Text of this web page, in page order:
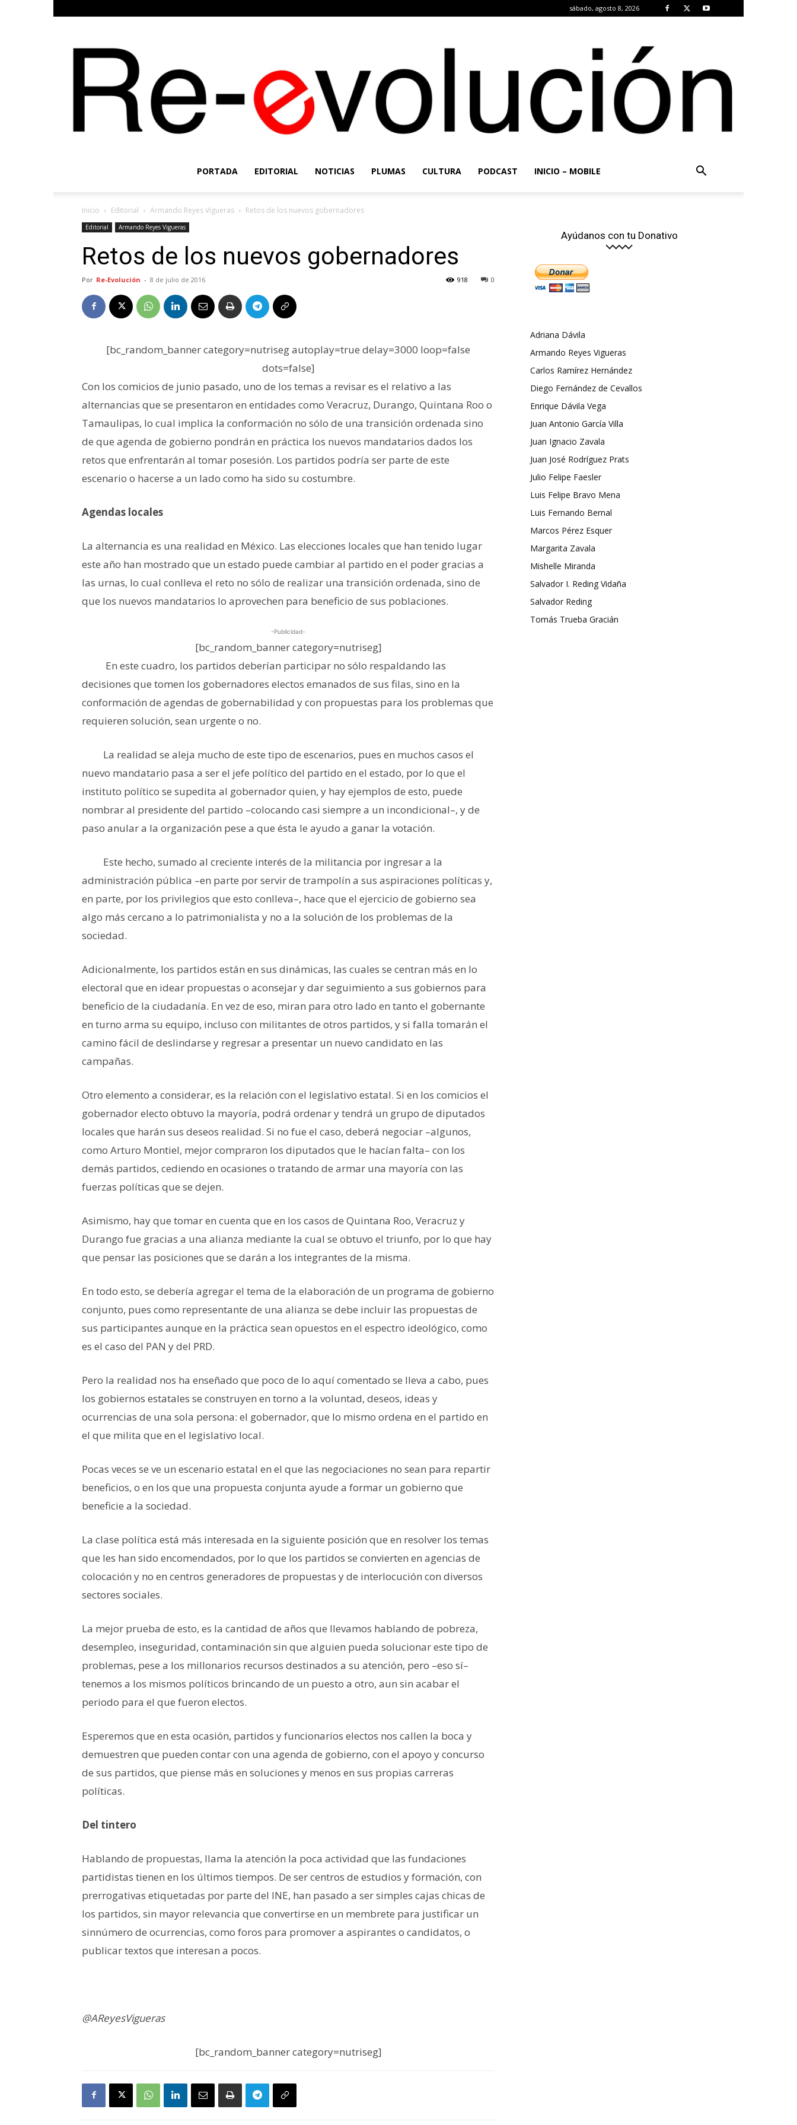
sábado, agosto 8, 2026
Evolución
PORTADA EDITORIAL NOTICIAS PLUMAS CULTURA PODCAST INICIO – MOBILE
Inicio Editorial Armando Reyes Vigueras Retos de los nuevos gobernadores
Editorial Armando Reyes Vigueras
Retos de los nuevos gobernadores
Por Re-Evolución - 8 de julio de 2016 0
918
[bc_random_banner category=nutriseg autoplay=true delay=3000 loop=false
dots=false]
Con los comicios de junio pasado, uno de los temas a revisar es el relativo a las
alternancias que se presentaron en entidades como Veracruz, Durango, Quintana Roo o
Tamaulipas, lo cual implica la conformación no sólo de una transición ordenada sino
de que agenda de gobierno pondrán en práctica los nuevos mandatarios dados los
retos que enfrentarán al tomar posesión. Los partidos podría ser parte de este
escenario o hacerse a un lado como ha sido su costumbre.
Agendas locales
La alternancia es una realidad en México. Las elecciones locales que han tenido lugar
este año han mostrado que un estado puede cambiar al partido en el poder gracias a
las urnas, lo cual conlleva el reto no sólo de realizar una transición ordenada, sino de
que los nuevos mandatarios lo aprovechen para beneficio de sus poblaciones.
-Publicidad-
[bc_random_banner category=nutriseg]
En este cuadro, los partidos deberían participar no sólo respaldando las
decisiones que tomen los gobernadores electos emanados de sus filas, sino en la
conformación de agendas de gobernabilidad y con propuestas para los problemas que
requieren solución, sean urgente o no.
La realidad se aleja mucho de este tipo de escenarios, pues en muchos casos el
nuevo mandatario pasa a ser el jefe político del partido en el estado, por lo que el
instituto político se supedita al gobernador quien, y hay ejemplos de esto, puede
nombrar al presidente del partido –colocando casi siempre a un incondicional–, y de
paso anular a la organización pese a que ésta le ayudo a ganar la votación.
Este hecho, sumado al creciente interés de la militancia por ingresar a la
administración pública –en parte por servir de trampolín a sus aspiraciones políticas y,
en parte, por los privilegios que esto conlleva–, hace que el ejercicio de gobierno sea
algo más cercano a lo patrimonialista y no a la solución de los problemas de la
sociedad.
Adicionalmente, los partidos están en sus dinámicas, las cuales se centran más en lo
electoral que en idear propuestas o aconsejar y dar seguimiento a sus gobiernos para
beneficio de la ciudadanía. En vez de eso, miran para otro lado en tanto el gobernante
en turno arma su equipo, incluso con militantes de otros partidos, y si falla tomarán el
camino fácil de deslindarse y regresar a presentar un nuevo candidato en las
campañas.
Otro elemento a considerar, es la relación con el legislativo estatal. Si en los comicios el
gobernador electo obtuvo la mayoría, podrá ordenar y tendrá un grupo de diputados
locales que harán sus deseos realidad. Si no fue el caso, deberá negociar –algunos,
como Arturo Montiel, mejor compraron los diputados que le hacían falta– con los
demás partidos, cediendo en ocasiones o tratando de armar una mayoría con las
fuerzas políticas que se dejen.
Asimismo, hay que tomar en cuenta que en los casos de Quintana Roo, Veracruz y
Durango fue gracias a una alianza mediante la cual se obtuvo el triunfo, por lo que hay
que pensar las posiciones que se darán a los integrantes de la misma.
En todo esto, se debería agregar el tema de la elaboración de un programa de gobierno
conjunto, pues como representante de una alianza se debe incluir las propuestas de
sus participantes aunque en la práctica sean opuestos en el espectro ideológico, como
es el caso del PAN y del PRD.
Pero la realidad nos ha enseñado que poco de lo aquí comentado se lleva a cabo, pues
los gobiernos estatales se construyen en torno a la voluntad, deseos, ideas y
ocurrencias de una sola persona: el gobernador, que lo mismo ordena en el partido en
el que milita que en el legislativo local.
Pocas veces se ve un escenario estatal en el que las negociaciones no sean para repartir
beneficios, o en los que una propuesta conjunta ayude a formar un gobierno que
beneficie a la sociedad.
La clase política está más interesada en la siguiente posición que en resolver los temas
que les han sido encomendados, por lo que los partidos se convierten en agencias de
colocación y no en centros generadores de propuestas y de interlocución con diversos
sectores sociales.
La mejor prueba de esto, es la cantidad de años que llevamos hablando de pobreza,
desempleo, inseguridad, contaminación sin que alguien pueda solucionar este tipo de
problemas, pese a los millonarios recursos destinados a su atención, pero –eso sí–
tenemos a los mismos políticos brincando de un puesto a otro, aun sin acabar el
periodo para el que fueron electos.
Esperemos que en esta ocasión, partidos y funcionarios electos nos callen la boca y
demuestren que pueden contar con una agenda de gobierno, con el apoyo y concurso
de sus partidos, que piense más en soluciones y menos en sus propias carreras
políticas.
Del tintero
Hablando de propuestas, llama la atención la poca actividad que las fundaciones
partidistas tienen en los últimos tiempos. De ser centros de estudios y formación, con
prerrogativas etiquetadas por parte del INE, han pasado a ser simples cajas chicas de
los partidos, sin mayor relevancia que convertirse en un membrete para justificar un
sinnúmero de ocurrencias, como foros para promover a aspirantes o candidatos, o
publicar textos que interesan a pocos.
@AReyesVigueras
[bc_random_banner category=nutriseg]
Ayúdanos con tu Donativo
Adriana Dávila
Armando Reyes Vigueras
Carlos Ramírez Hernández
Diego Fernández de Cevallos
Enrique Dávila Vega
Juan Antonio García Villa
Juan Ignacio Zavala
Juan José Rodríguez Prats
Julio Felipe Faesler
Luis Felipe Bravo Mena
Luis Fernando Bernal
Marcos Pérez Esquer
Margarita Zavala
Mishelle Miranda
Salvador I. Reding Vidaña
Salvador Reding
Tomás Trueba Gracián